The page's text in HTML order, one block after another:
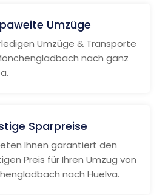
Umzüge
Umzüge & Transporte
nach ganz
Sparpreise
Ihnen garantiert den
Preis für Ihren Umzug von
nach Huelva.